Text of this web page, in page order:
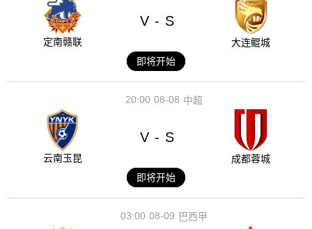
定南赣联
V - S
大连鲲城
即将开始
08-08
20:00 中超
云南玉昆
V - S
成都蓉城
即将开始
08-09
03:00 巴西甲